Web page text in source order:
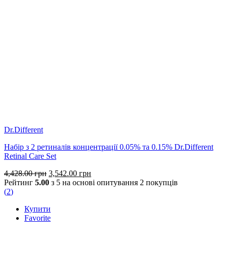
Dr.Different
Набір з 2 ретиналів концентрації 0.05% та 0.15% Dr.Different
Retinal Care Set
4,428.00грн Оригінальна
ціна:
3,542.00 грн
ціна:
Рейтинг 5.00 з 5 на основі опитування 2 покупців
(2)
Купити
Favorite